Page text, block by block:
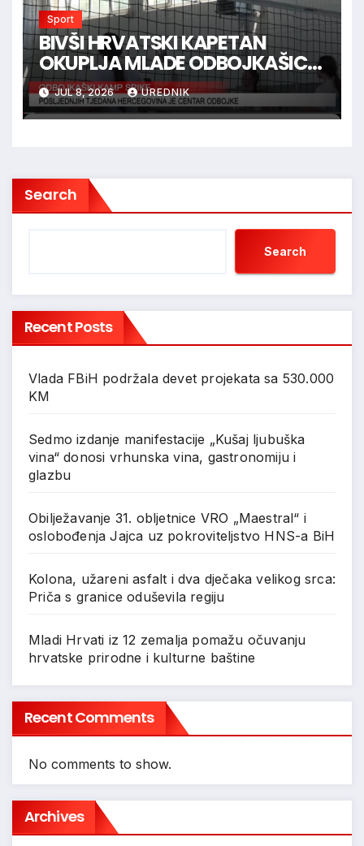
Sport
BIVŠI HRVATSKI KAPETAN
OKUPLJA MLADE ODBOJKAŠICE
U HERCEGOVINI
JUL 8, 2026 UREDNIK
Search
Search
Recent Posts
Vlada FBiH podržala devet projekata sa 530.000
KM
Sedmo izdanje manifestacije „Kušaj ljubuška
vina“ donosi vrhunska vina, gastronomiju i
glazbu
Obilježavanje 31. obljetnice VRO „Maestral“ i
oslobođenja Jajca uz pokroviteljstvo HNS-a BiH
Kolona, užareni asfalt i dva dječaka velikog srca:
Priča s granice oduševila regiju
Mladi Hrvati iz 12 zemalja pomažu očuvanju
hrvatske prirodne i kulturne baštine
Recent Comments
No comments to show.
Archives